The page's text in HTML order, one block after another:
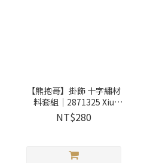
【熊抱哥】掛飾 十字繡材
料套組｜2871325 Xiu
Crafts
NT$280